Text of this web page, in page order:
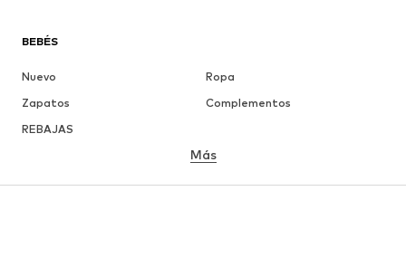
BEBÉS
Nuevo
Ropa
Zapatos
Complementos
REBAJAS
Más